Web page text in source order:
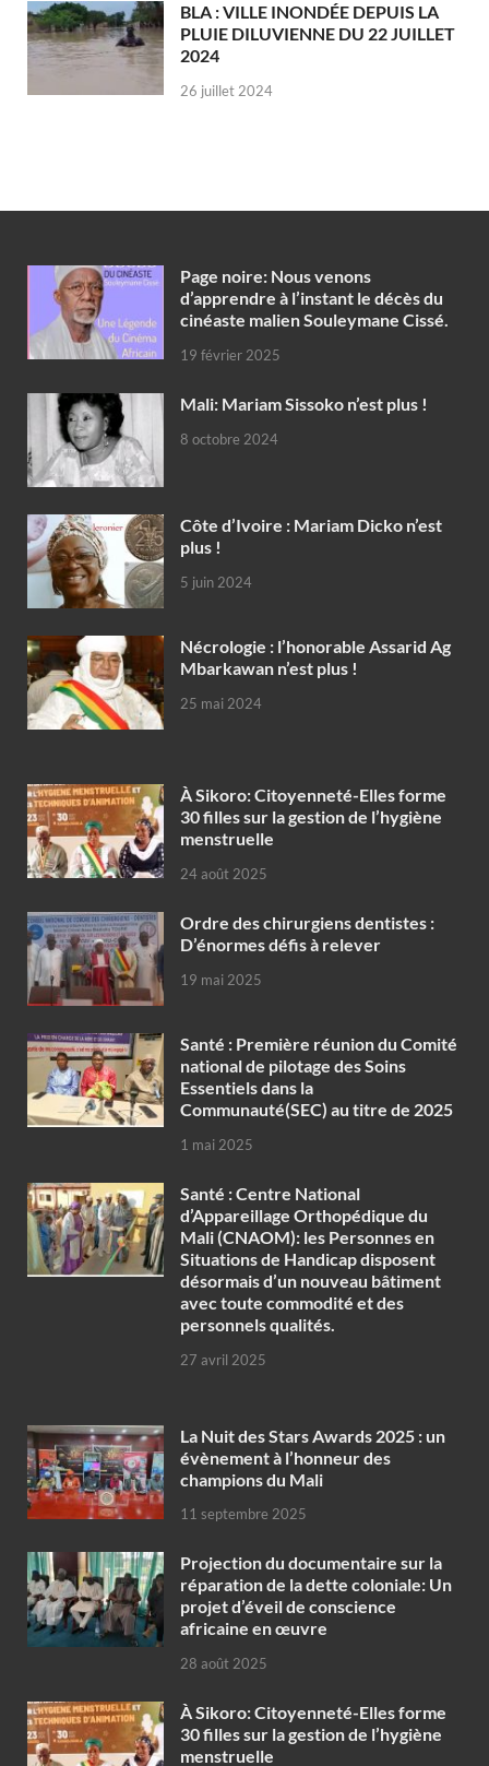
BLA : VILLE INONDÉE DEPUIS LA
PLUIE DILUVIENNE DU 22 JUILLET
2024
26 juillet 2024
Page noire: Nous venons
d’apprendre à l’instant le décès du
cinéaste malien Souleymane Cissé.
19 février 2025
Mali: Mariam Sissoko n’est plus !
8 octobre 2024
Côte d’Ivoire : Mariam Dicko n’est
plus !
5 juin 2024
Nécrologie : l’honorable Assarid Ag
Mbarkawan n’est plus !
25 mai 2024
À Sikoro: Citoyenneté-Elles forme
30 filles sur la gestion de l’hygiène
menstruelle
24 août 2025
Ordre des chirurgiens dentistes :
D’énormes défis à relever
19 mai 2025
Santé : Première réunion du Comité
national de pilotage des Soins
Essentiels dans la
Communauté(SEC) au titre de 2025
1 mai 2025
Santé : Centre National
d’Appareillage Orthopédique du
Mali (CNAOM): les Personnes en
Situations de Handicap disposent
désormais d’un nouveau bâtiment
avec toute commodité et des
personnels qualités.
27 avril 2025
‎La Nuit des Stars Awards 2025 : un
évènement à l’honneur des
champions du Mali
11 septembre 2025
Projection du documentaire sur la
réparation de la dette coloniale: Un
projet d’éveil de conscience
africaine en œuvre‎
28 août 2025
À Sikoro: Citoyenneté-Elles forme
30 filles sur la gestion de l’hygiène
menstruelle